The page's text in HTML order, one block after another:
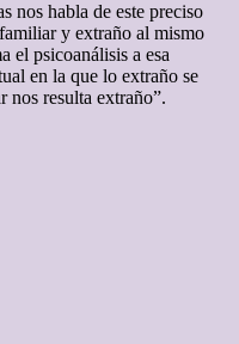
nos habla de este preciso
y extraño al mismo
el psicoanálisis a esa
en la que lo extraño se
nos resulta extraño”.